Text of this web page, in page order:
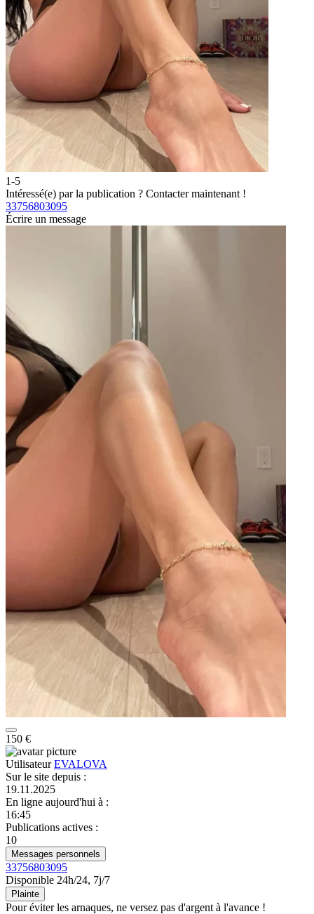
1-5
Intéressé(e) par la publication ? Contacter maintenant !
33756803095
Écrire un message
150 €
UtilisateurEVALOVA
Sur le site depuis :
19.11.2025
En ligne aujourd'hui à :
16:45
Publications actives :
10
Messages personnels
33756803095
Disponible 24h/24, 7j/7
Plainte
Pour éviter les arnaques, ne versez pas d'argent à l'avance !